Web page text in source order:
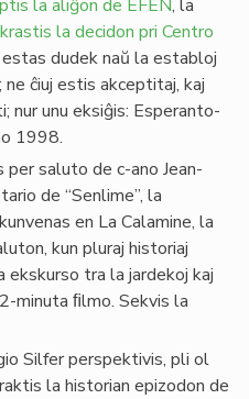
la aliĝon de EFEN, la
la decidon pri Centro
estas dudek naŭ la establoj
ĉiuj estis akceptitaj, kaj
nur unu eksiĝis: Esperanto-
1998.
saluto de c-ano Jean-
de “Senlime”, la
en La Calamine, la
kun pluraj historiaj
tra la jardekoj kaj
minuta ﬁlmo. Sekvis la
Silfer perspektivis, pli ol
la historian epizodon de